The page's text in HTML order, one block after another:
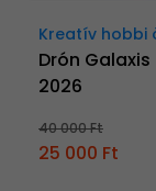
Kreatív hobbi
Drón
2026
40 000 Ft
25 000 Ft